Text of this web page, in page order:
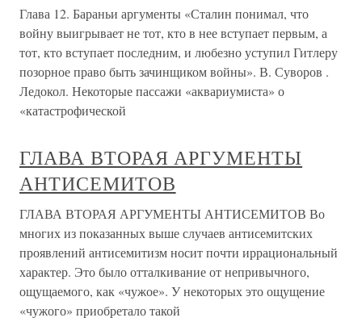
Глава 12. Бараньи аргументы «Сталин понимал, что
войну выигрывает не тот, кто в нее вступает первым, а
тот, кто вступает последним, и любезно уступил Гитлеру
позорное право быть зачинщиком войны». В. Суворов .
Ледокол. Некоторые пассажи «аквариумиста» о
«катастрофической
ГЛАВА ВТОРАЯ АРГУМЕНТЫ
АНТИСЕМИТОВ
ГЛАВА ВТОРАЯ АРГУМЕНТЫ АНТИСЕМИТОВ Во
многих из показанных выше случаев антисемитских
проявлений антисемитизм носит почти иррациональный
характер. Это было отталкивание от непривычного,
ощущаемого, как «чужое». У некоторых это ощущение
«чужого» приобретало такой